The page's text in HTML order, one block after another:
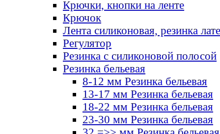
Крючки, кнопки на ленте
Крючок
Лента силиконовая, резинка
Регулятор
Резинка с силиконовой полосой
Резинка бельевая
8-12 мм Резинка бельевая
13-17 мм Резинка бельевая
18-22 мм Резинка бельевая
23-30 мм Резинка бельевая